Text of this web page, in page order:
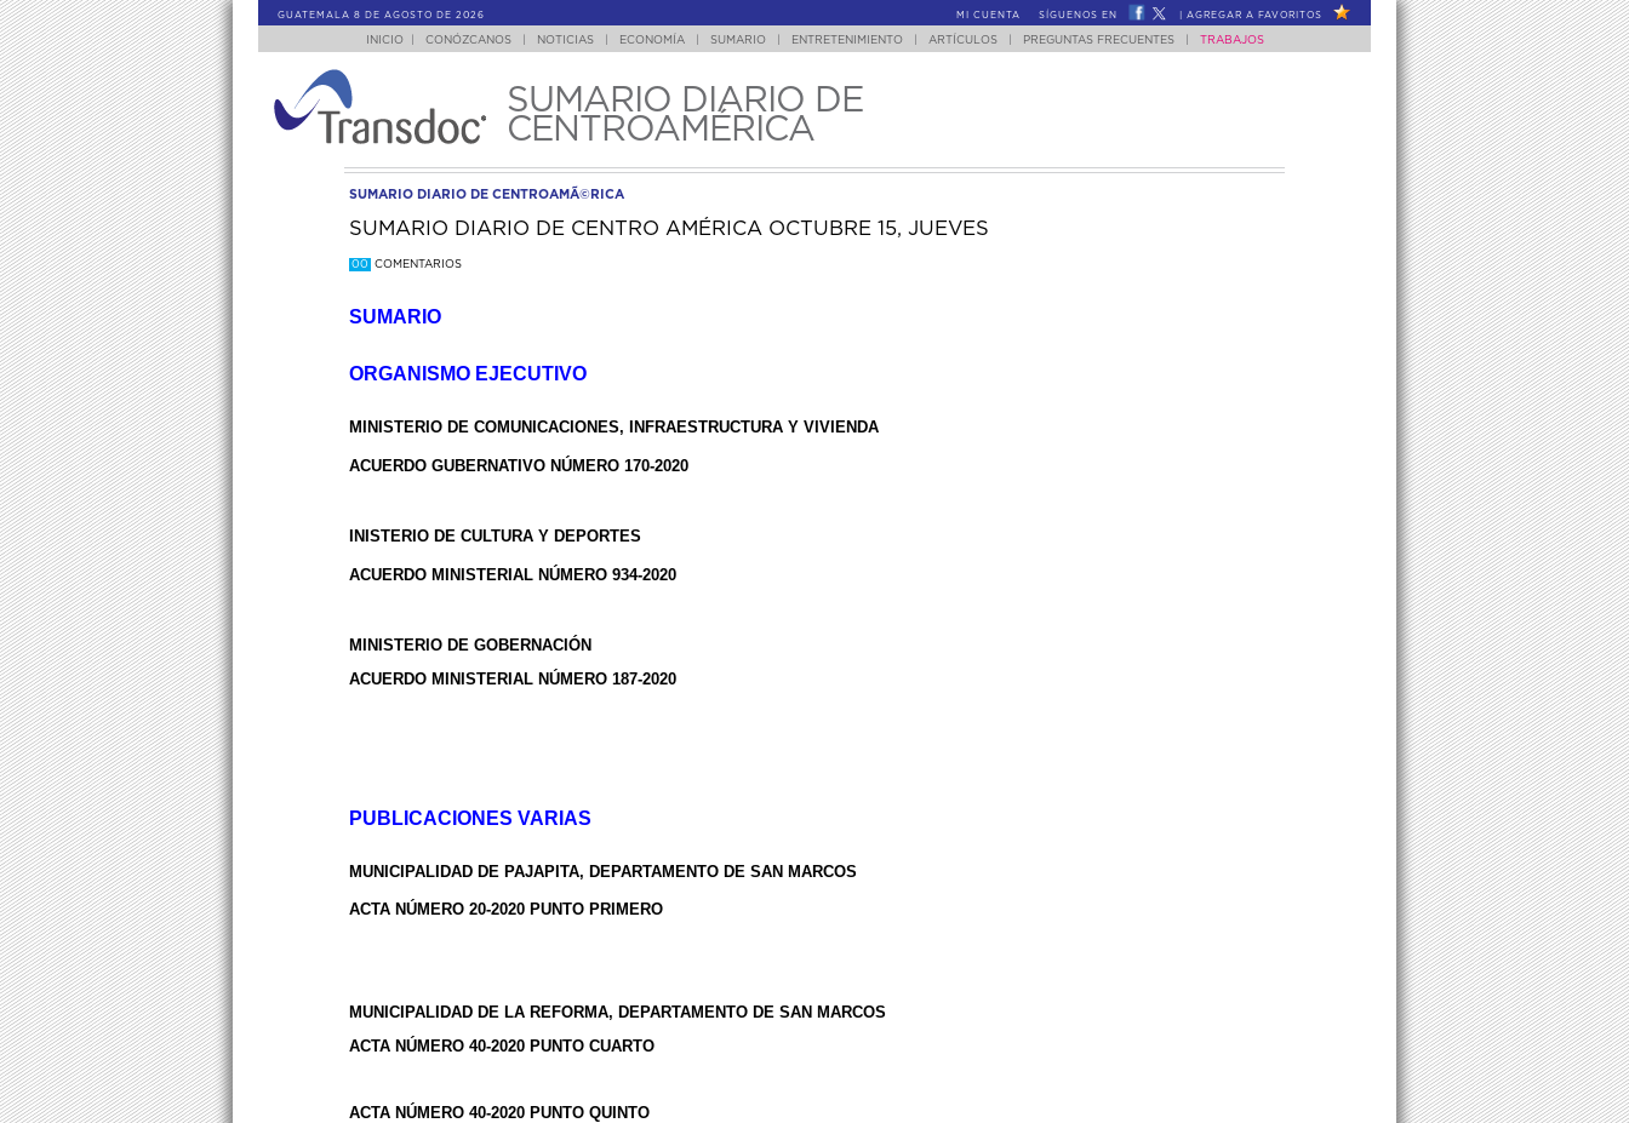
GUATEMALA 8 DE AGOSTO DE 2026 MI CUENTA SÍGUENOS EN AGREGAR A FAVORITOS
INICIO CONÓZCANOS NOTICIAS ECONOMÍA SUMARIO ENTRETENIMIENTO ARTÍCULOS PREGUNTAS FRECUENTES TRABAJOS
SUMARIO DIARIO DE
CENTROAMÉRICA
SUMARIO DIARIO DE CENTROAMÃ©RICA
SUMARIO DIARIO DE CENTRO AMÉRICA OCTUBRE 15, JUEVES
00 COMENTARIOS
SUMARIO
ORGANISMO EJECUTIVO
MINISTERIO DE COMUNICACIONES, INFRAESTRUCTURA Y VIVIENDA
ACUERDO GUBERNATIVO NÚMERO 170-2020
INISTERIO DE CULTURA Y DEPORTES
ACUERDO MINISTERIAL NÚMERO 934-2020
MINISTERIO DE GOBERNACIÓN
ACUERDO MINISTERIAL NÚMERO 187-2020
PUBLICACIONES VARIAS
MUNICIPALIDAD DE PAJAPITA, DEPARTAMENTO DE SAN MARCOS
ACTA NÚMERO 20-2020 PUNTO PRIMERO
MUNICIPALIDAD DE LA REFORMA, DEPARTAMENTO DE SAN MARCOS
ACTA NÚMERO 40-2020 PUNTO CUARTO
ACTA NÚMERO 40-2020 PUNTO QUINTO